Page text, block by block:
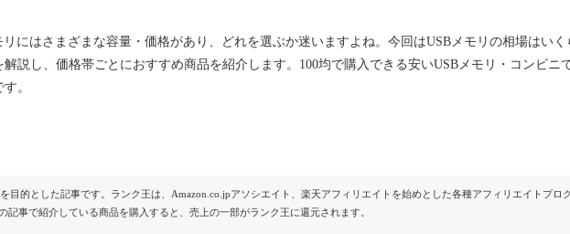
リにはさまざまな容量・価格があり、どれを選ぶか迷いますよね。今回はUSBメモリの相場はいく
解説し、価格帯ごとにおすすめ商品を紹介します。100均で購入できる安いUSBメモリ・コンビニ
。
目的とした記事です。ランク王は、Amazon.co.jpアソシエイト、楽天アフィリエイトを始めとした各種アフィリエイトプロ
記事で紹介している商品を購入すると、売上の一部がランク王に還元されます。